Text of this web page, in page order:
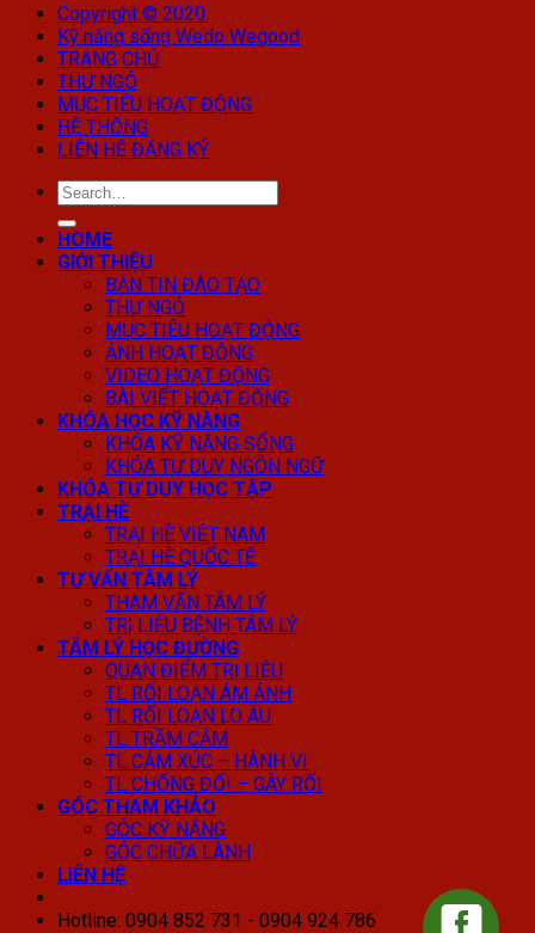
Copyright © 2020.
Kỹ năng sống Wedo Wegood
TRANG CHỦ
THƯ NGỎ
MỤC TIÊU HOẠT ĐỘNG
HỆ THỐNG
LIÊN HỆ ĐĂNG KÝ
HOME
GIỚI THIỆU
BẢN TIN ĐÀO TẠO
THƯ NGỎ
MỤC TIÊU HOẠT ĐỘNG
ẢNH HOẠT ĐỘNG
VIDEO HOẠT ĐỘNG
BÀI VIẾT HOẠT ĐỘNG
KHÓA HỌC KỸ NĂNG
KHÓA KỸ NĂNG SỐNG
KHÓA TƯ DUY NGÔN NGỮ
KHÓA TƯ DUY HỌC TẬP
TRẠI HÈ
TRẠI HÈ VIỆT NAM
TRẠI HÈ QUỐC TẾ
TƯ VẤN TÂM LÝ
THAM VẤN TÂM LÝ
TRỊ LIỆU BỆNH TÂM LÝ
TÂM LÝ HỌC ĐƯỜNG
QUAN ĐIỂM TRỊ LIỆU
TL RỐI LOẠN ÁM ẢNH
TL RỐI LOẠN LO ÂU
TL TRẦM CẢM
TL CẢM XÚC – HÀNH VI
TL CHỐNG ĐỐI – GÂY RỐI
GÓC THAM KHẢO
GÓC KỸ NĂNG
GÓC CHỮA LÀNH
LIÊN HỆ
Hotline: 0904 852 731 - 0904 924 786